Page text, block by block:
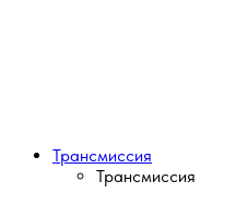
Трансмиссия
Трансмиссия